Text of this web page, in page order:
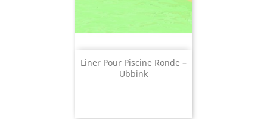
Liner Pour Piscine Ronde –
Ubbink